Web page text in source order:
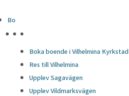
Bo
Boka boende i Vilhelmina Kyrkstad
Res till Vilhelmina
Upplev Sagavägen
Upplev Vildmarksvägen